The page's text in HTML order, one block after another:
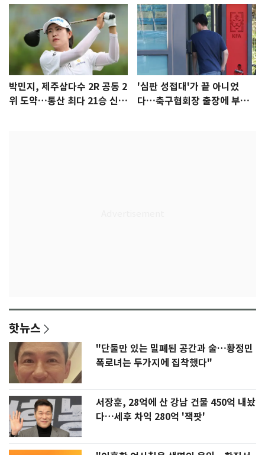
박민지, 제주삼다수 2R 공동 2
위 도약…통산 최다 21승 신기
'심판 성접대'가 끝 아니었
다…축구협회장 출장에 부인
핫뉴스
"단둘만 있는 밀폐된 공간과 술…황정민
폭로녀는 두가지에 집착했다"
서장훈, 28억에 산 강남 건물 450억 내놨
다…세후 차익 280억 '잭팟'